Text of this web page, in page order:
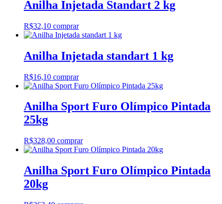
Anilha Injetada Standart 2 kg
R$32,10 comprar
Anilha Injetada standart 1 kg
R$16,10 comprar
Anilha Sport Furo Olímpico Pintada
25kg
R$328,00 comprar
Anilha Sport Furo Olímpico Pintada
20kg